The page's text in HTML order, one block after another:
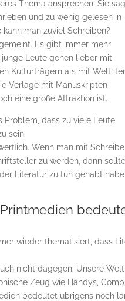
Thema ansprechen: Sie
und zu wenig gelesen in
man zuviel Schreiben?
Es gibt immer mehr
Leute gehen lieber mit
Kulturträgern als mit
Verlage mit Manuskripten
eine große Attraktion ist.
Problem, dass zu viele Leute
sein.
Wenn man mit
zu werden, dann sollte
Literatur zu tun gehabt
wieder thematisiert, dass
nicht dagegen. Unsere
Zeug wie Handys,
bedeutet übrigens noch